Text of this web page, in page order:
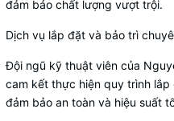
đảm bảo chất lượng vượt trội.
Dịch vụ lắp đặt và bảo trì
Đội ngũ kỹ thuật viên của
cam kết thực hiện quy trình
đảm bảo an toàn và hiệu suất